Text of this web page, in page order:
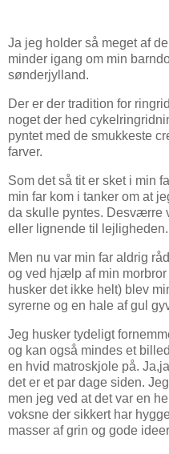
Ja jeg holder så meget af
minder igang om min
sønderjylland.
Der er der tradition for
noget der hed
pyntet med de smukkeste
farver.
Som det så tit er sket i min
min far kom i tanker om at
da skulle pyntes. Desværre
eller lignende til lejligheden.
Men nu var min far aldrig
og ved hjælp af min
husker det ikke helt) blev
syrerne og en hale af gul
Jeg husker tydeligt
og kan også mindes et
en hvid matroskjole på.
det er et par dage siden.
men jeg ved at det var en
voksne der sikkert har
masser af grin og gode